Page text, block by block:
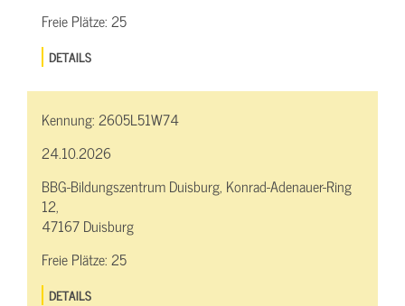
Freie Plätze:25
DETAILS
Kennung:2605L51W74
24.10.2026
BBG-Bildungszentrum Duisburg, Konrad-Adenauer-Ring
12,
47167 Duisburg
Freie Plätze:25
DETAILS